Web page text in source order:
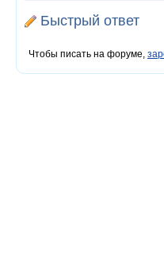
Быстрый ответ
Чтобы писать на форуме,